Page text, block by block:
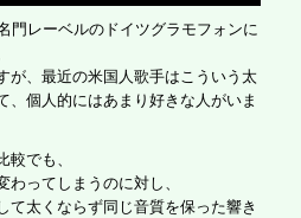
レーベルのドイツグラモフォンに
が、最近の米国人歌手はこういう太
、個人的にはあまり好きな人がいま
較でも、
ってしまうのに対し、
て太くならず同じ音質を保った響き